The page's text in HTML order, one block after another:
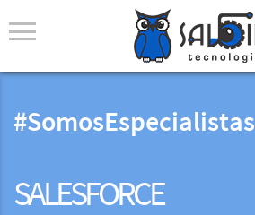
#SomosEspecialistas
SALESFORCE